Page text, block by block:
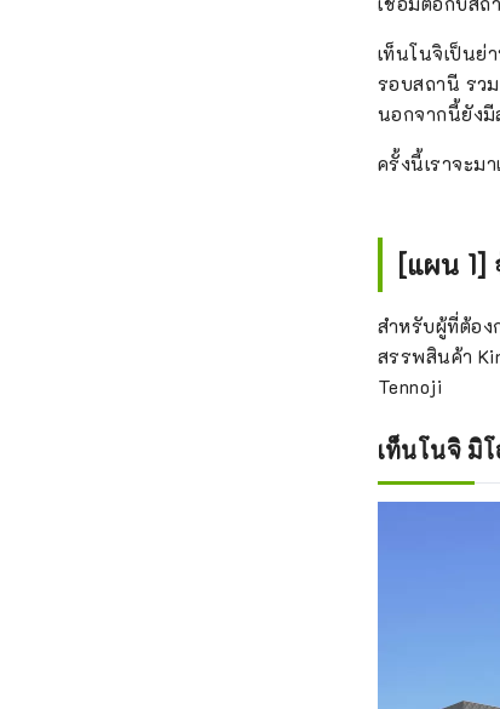
เท็นโนจิเป็นย่
รอบสถานี รว
นอกจากนี้ยัง
ครั้งนี้เราจะม
[แผน
สำหรับผู้ที่ต้อง
สรรพสินค้า
Tennoji
เท็นโนจิ มิ